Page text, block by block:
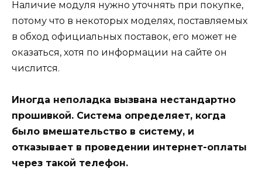
Наличие модуля нужно уточнять при покупке,
потому что в некоторых моделях, поставляемых
в обход официальных поставок, его может не
оказаться, хотя по информации на сайте он
числится.
Иногда неполадка вызвана нестандартно
прошивкой. Система определяет, когда
было вмешательство в систему, и
отказывает в проведении интернет-оплаты
через такой телефон.